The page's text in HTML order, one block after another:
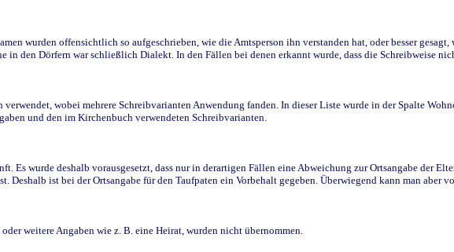
wurden offensichtlich so aufgeschrieben, wie die Amtsperson ihn verstanden hat, oder besser
in den Dörfern war schließlich Dialekt. In den Fällen bei denen erkannt wurde, dass die Schreibweise
wobei mehrere Schreibvarianten Anwendung fanden. In dieser Liste wurde in der Spalte
und den im Kirchenbuch verwendeten Schreibvarianten.
Es wurde deshalb vorausgesetzt, dass nur in derartigen Fällen eine Abweichung zur Ortsangabe der
ist bei der Ortsangabe für den Taufpaten ein Vorbehalt gegeben. Überwiegend kann man aber
weitere Angaben wie z. B. eine Heirat, wurden nicht übernommen.